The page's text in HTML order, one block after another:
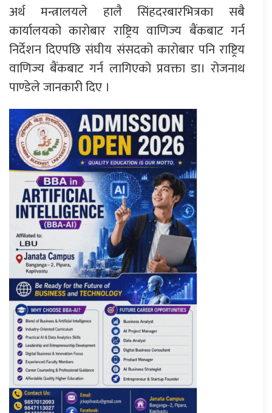
अर्थ मन्त्रालयले हालै सिंहदरबारभित्रका सबै
कार्यालयको कारोबार राष्ट्रिय वाणिज्य बैंकबाट गर्न
निर्देशन दिएपछि संघीय संसदको कारोबार पनि राष्ट्रिय
वाणिज्य बैंकबाट गर्न लागिएको प्रवक्ता डा। रोजनाथ
पाण्डेले जानकारी दिए ।